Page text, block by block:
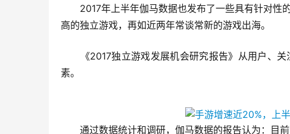
2017年上半年伽马数据也发布了一些具有针对性
高的独立游戏，再如近两年常谈常新的游戏出海。
《2017独立游戏发展机会研究报告》从用户、关
素。
通过数据统计和调研，伽马数据的报告认为：目前